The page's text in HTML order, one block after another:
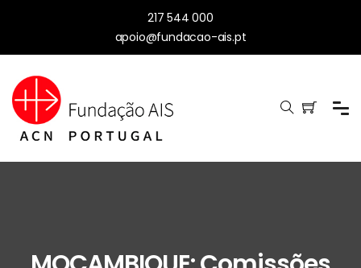
217 544 000
apoio@fundacao-ais.pt